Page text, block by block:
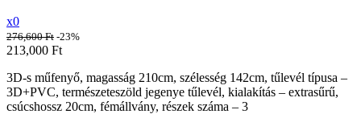
x0
276,600Ft -23%
213,000 Ft
3D-s műfenyő, magasság 210cm, szélesség 142cm, tűlevél típusa –
3D+PVC, természeteszöld jegenye tűlevél, kialakítás – extrasűrű,
csúcshossz 20cm, fémállvány, részek száma – 3